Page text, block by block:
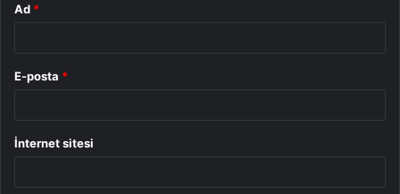
Ad *
E-posta *
İnternet sitesi